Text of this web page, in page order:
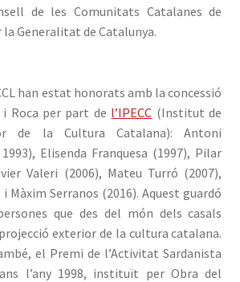
de les Comunitats Catalanes de
Generalitat de Catalunya.
han estat honorats amb la concessió
Roca per part de l’IPECC (Institut de
de la Cultura Catalana): Antoni
Elisenda Franquesa (1997), Pilar
Valeri (2006), Mateu Turró (2007),
Màxim Serranos (2016). Aquest guardó
que des del món dels casals
exterior de la cultura catalana.
el Premi de l’Activitat Sardanista
l’any 1998, instituït per Obra del